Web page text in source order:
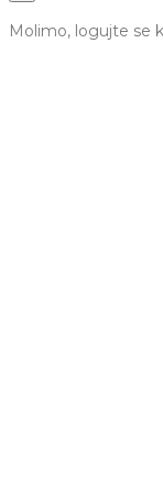
Molimo, logujte se